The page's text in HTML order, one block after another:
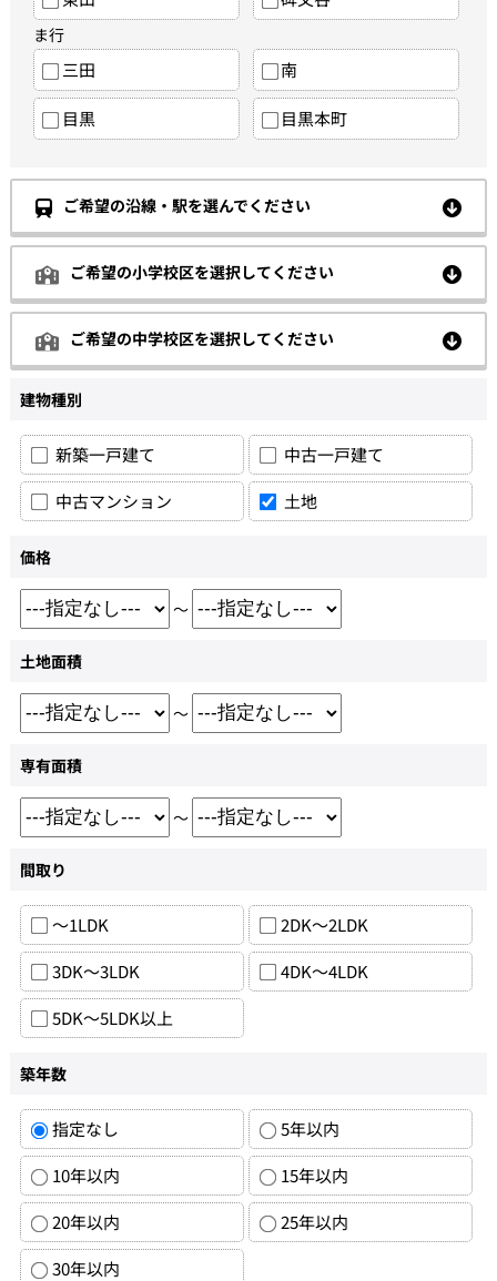
ま行
三田 南
目黒 目黒本町
ご希望の沿線・駅を選んでください
ご希望の小学校区を選択してください
ご希望の中学校区を選択してください
建物種別
新築一戸建て
中古一戸建て
中古マンション
土地
価格
～
土地面積
～
専有面積
～
間取り
～1LDK
2DK～2LDK
3DK～3LDK
4DK～4LDK
5DK～5LDK以上
築年数
指定なし
5年以内
10年以内
15年以内
20年以内
25年以内
30年以内